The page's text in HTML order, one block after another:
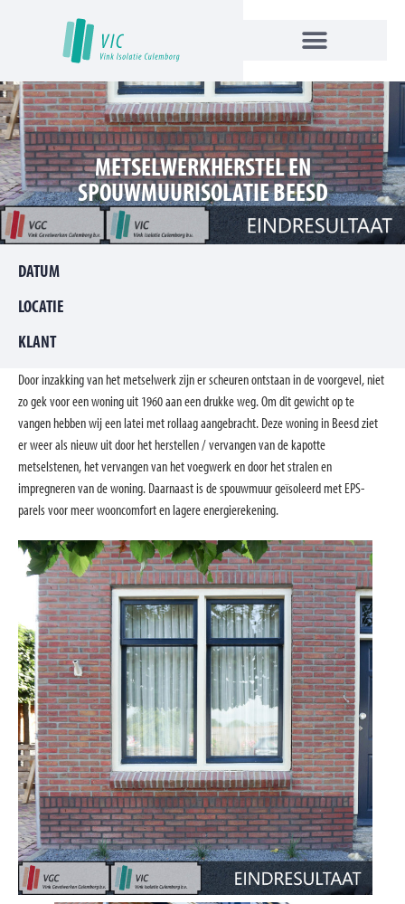
METSELWERKHERSTEL EN
SPOUWMUURISOLATIE BEESD
DATUM
LOCATIE
KLANT
Door inzakking van het metselwerk zijn er scheuren ontstaan in de voorgevel, niet
zo gek voor een woning uit 1960 aan een drukke weg. Om dit gewicht op te
vangen hebben wij een latei met rollaag aangebracht. Deze woning in Beesd ziet
er weer als nieuw uit door het herstellen / vervangen van de kapotte
metselstenen, het vervangen van het voegwerk en door het stralen en
impregneren van de woning. Daarnaast is de spouwmuur geïsoleerd met EPS-
parels voor meer wooncomfort en lagere energierekening.